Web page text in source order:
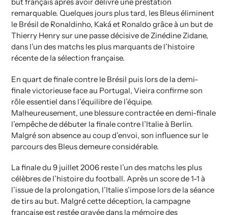
remarquable. Quelques jours plus tard, les Bleus éliminent
le Brésil de Ronaldinho, Kaká et Ronaldo grâce à un but de
Thierry Henry sur une passe décisive de Zinédine Zidane,
dans l’un des matchs les plus marquants de l’histoire
récente de la sélection française.
En quart de finale contre le Brésil puis lors de la demi-
finale victorieuse face au Portugal, Vieira confirme son
rôle essentiel dans l’équilibre de l’équipe.
Malheureusement, une blessure contractée en demi-finale
l’empêche de débuter la finale contre l’Italie à Berlin.
Malgré son absence au coup d’envoi, son influence sur le
parcours des Bleus demeure considérable.
La finale du 9 juillet 2006 reste l’un des matchs les plus
célèbres de l’histoire du football. Après un score de 1-1 à
l’issue de la prolongation, l’Italie s’impose lors de la séance
de tirs au but. Malgré cette déception, la campagne
française est restée gravée dans la mémoire des